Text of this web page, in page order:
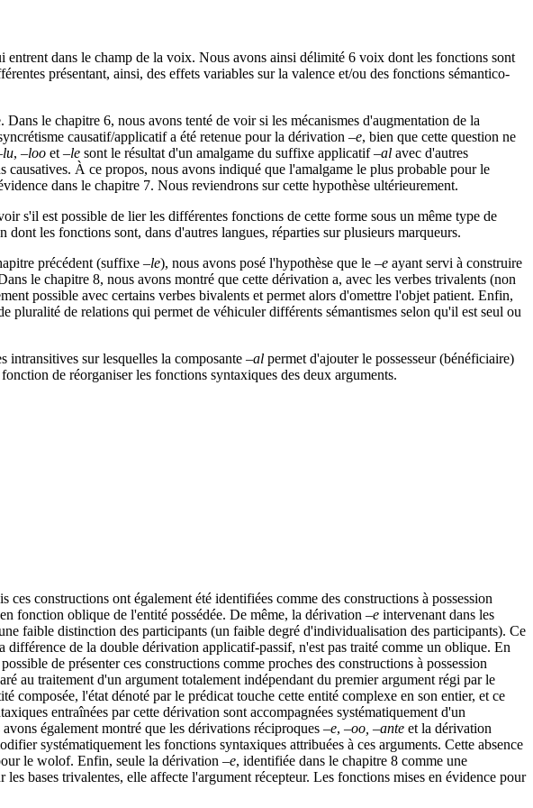
dans le champ de la voix. Nous avons ainsi délimité 6 voix dont les fonctions sont
présentant, ainsi, des effets variables sur la valence et/ou des fonctions sémantico-
le chapitre 6, nous avons tenté de voir si les mécanismes d'augmentation de la
causatif/applicatif a été retenue pour la dérivation –e, bien que cette question ne
, –loo et –le sont le résultat d'un amalgame du suffixe applicatif–al avec d'autres
causatives. À ce propos, nous avons indiqué que l'amalgame le plus probable pour le
dans le chapitre 7. Nous reviendrons sur cette hypothèse ultérieurement.
s'il est possible de lier les différentes fonctions de cette forme sous un même type de
les fonctions sont, dans d'autres langues, réparties sur plusieurs marqueurs.
précédent (suffixe –le), nous avons posé l'hypothèse que le –e ayant servi à construire
le chapitre 8, nous avons montré que cette dérivation a, avec les verbes trivalents (non
possible avec certains verbes bivalents et permet alors d'omettre l'objet patient. Enfin,
de relations qui permet de véhiculer différents sémantismes selon qu'il est seul ou
intransitives sur lesquelles la composante –al permet d'ajouter le possesseur (bénéficiaire)
de réorganiser les fonctions syntaxiques des deux arguments.
constructions ont également été identifiées comme des constructions à possession
fonction oblique de l'entité possédée. De même, la dérivation –e intervenant dans les
faible distinction des participants (un faible degré d'individualisation des participants). Ce
de la double dérivation applicatif-passif, n'est pas traité comme un oblique. En
de présenter ces constructions comme proches des constructions à possession
au traitement d'un argument totalement indépendant du premier argument régi par le
composée, l'état dénoté par le prédicat touche cette entité complexe en son entier, et ce
entraînées par cette dérivation sont accompagnées systématiquement d'un
également montré que les dérivations réciproques –e, –oo, –ante et la dérivation
systématiquement les fonctions syntaxiques attribuées à ces arguments. Cette absence
le wolof. Enfin, seule la dérivation –e, identifiée dans le chapitre 8 comme une
bases trivalentes, elle affecte l'argument récepteur. Les fonctions mises en évidence pour